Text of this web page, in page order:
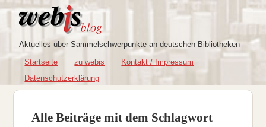
Aktuelles über Sammelschwerpunkte an deutschen Bibliotheken
Startseite
zu webis
Kontakt / Impressum
Datenschutzerklärung
Alle Beiträge mit dem Schlagwort